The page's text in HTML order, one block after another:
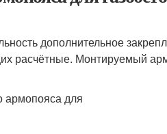
дополнительное
расчётные. Монтируемый